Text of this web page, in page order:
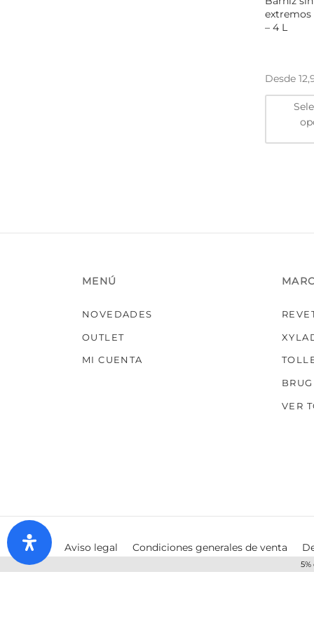
extremos
– 4 L
Desde
MENÚ
NOVEDADES
OUTLET
MI CUENTA
VER
Aviso legal Condiciones generales de venta